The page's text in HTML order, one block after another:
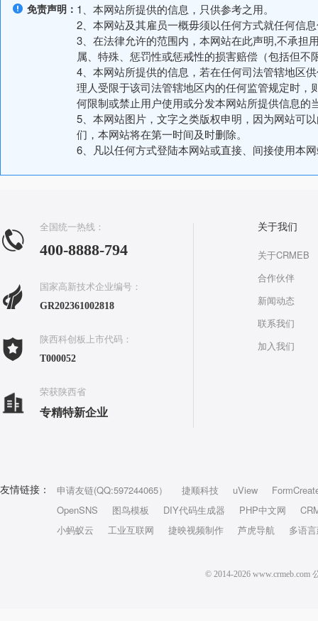
免责声明： 1、本网站所提供的信息，只供参考之用。
2、本网站及其雇员一概毋须以任何方式就任何信
3、在法律允许的范围内，本网站在此声明,不承担
属、特殊、惩罚性或惩戒性的损害赔偿（包括但
4、本网站所提供的信息，若在任何司法管辖地区
理人受限于该司法管辖地区内的任何监管规定时
何限制或禁止用户使用或分发本网站所提供信息的
5、本网站图片，文字之类版权申明，因为网站可
们，本网站将在第一时间及时删除。
6、凡以任何方式登陆本网站或直接、间接使用本
全国统一热线：
400-8888-794
国家高新技术企业编号：
GR202361002818
陕西科创板上市代码：
T000052
荣获陕西省
专精特新企业
关于我们
关于CRMEB
合作伙伴
新闻动态
联系我们
加入我们
友情链接： 申请友链(QQ:597244065） 捷顺科技 uView
OpenSNS
图鸟模板 DIY代码生成器 PHP中文网
小蚂蚁云
工业互联网 捷映视频制作 芦虎导航 多语
© 2014-2026